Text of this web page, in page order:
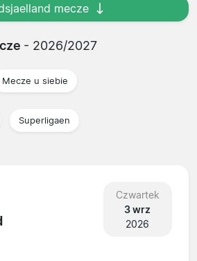
mecze
- 2026/2027
Mecze u siebie
Superligaen
Czwartek
3 wrz
2026